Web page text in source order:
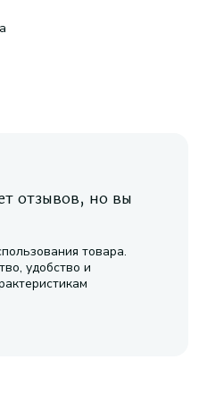
отзывов, но вы
товара.
удобство и